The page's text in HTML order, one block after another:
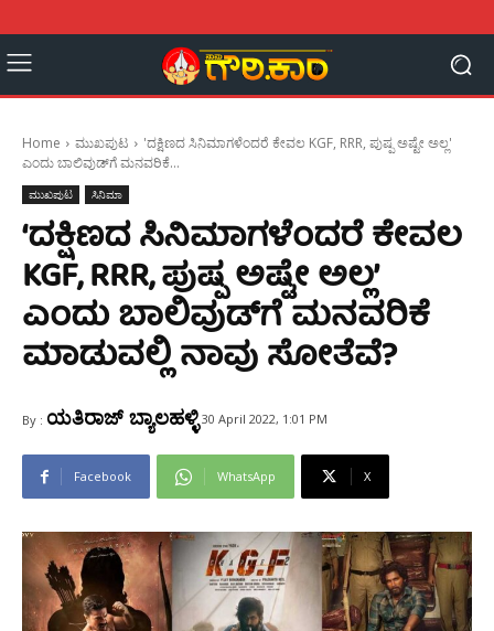
Home ಮುಖಪುಟ
'ದಕ್ಷಿಣದ ಸಿನಿಮಾಗಳೆಂದರೆ ಕೇವಲ KGF, RRR, ಪುಷ್ಪ ಅಷ್ಟೇ ಅಲ್ಲ'
ಎಂದು ಬಾಲಿವುಡ್‌ಗೆ ಮನವರಿಕೆ...
ಮುಖಪುಟ ಸಿನಿಮಾ
‘ದಕ್ಷಿಣದ ಸಿನಿಮಾಗಳೆಂದರೆ ಕೇವಲ
KGF, RRR, ಪುಷ್ಪ ಅಷ್ಟೇ ಅಲ್ಲ’
ಎಂದು ಬಾಲಿವುಡ್‌ಗೆ ಮನವರಿಕೆ
ಮಾಡುವಲ್ಲಿ‌ ನಾವು ಸೋತೆವೆ?
By : ಯತಿರಾಜ್ ಬ್ಯಾಲಹಳ್ಳಿ 30 April 2022, 1:01 PM
Facebook WhatsApp X